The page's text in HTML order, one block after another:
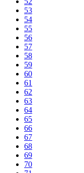
53
54
55
56
57
58
59
60
61
62
63
64
65
66
67
68
69
70